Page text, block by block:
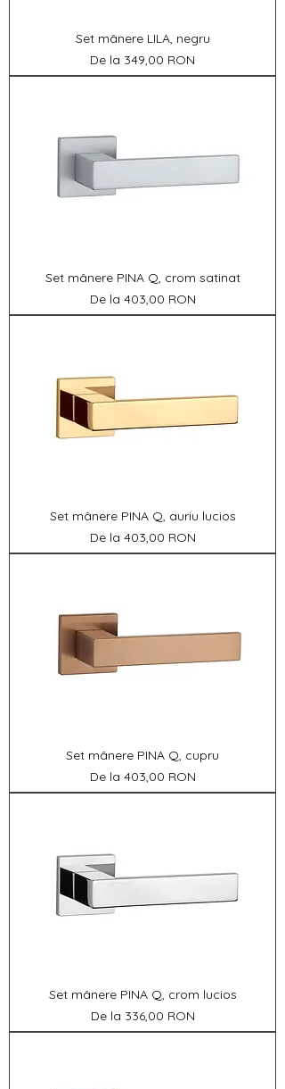
Set mânere LILA, negru
De la 349,00 RON
Preț redus
Set mânere PINA Q, crom satinat
De la 403,00 RON
Preț redus
Set mânere PINA Q, auriu lucios
De la 403,00 RON
Preț redus
Set mânere PINA Q, cupru
De la 403,00 RON
Preț redus
Set mânere PINA Q, crom lucios
De la 336,00 RON
Preț redus